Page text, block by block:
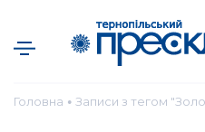
Головна ● Записи з тегом